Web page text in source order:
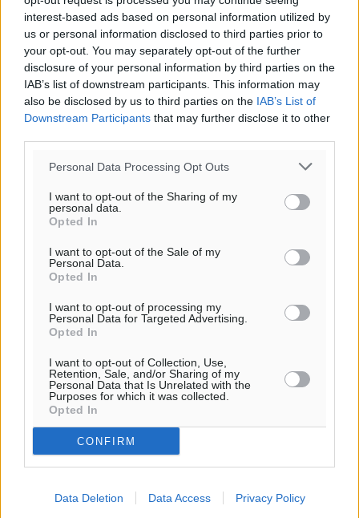
interest-based ads based on personal information utilized by
us or personal information disclosed to third parties prior to
your opt-out. You may separately opt-out of the further
disclosure of your personal information by third parties on the
IAB’s list of downstream participants. This information may
also be disclosed by us to third parties on the IAB’s List of
Downstream Participants that may further disclose it to other
Personal Data Processing Opt Outs
I want to opt-out of the Sharing of my
personal data.
Opted In
I want to opt-out of the Sale of my
Personal Data.
Opted In
I want to opt-out of processing my
Personal Data for Targeted Advertising.
Opted In
I want to opt-out of Collection, Use,
Retention, Sale, and/or Sharing of my
Personal Data that Is Unrelated with the
Purposes for which it was collected.
Opted In
CONFIRM
Data Deletion Data Access Privacy Policy
Ροή ειδήσεων
Καιρός «hot – dry – windy» τις επόμενες 48 ώρες στη
χώρα
πριν 4 ώρες
Δύο σχολεία της Λέρου αλλάζουν όψη με δωρεά